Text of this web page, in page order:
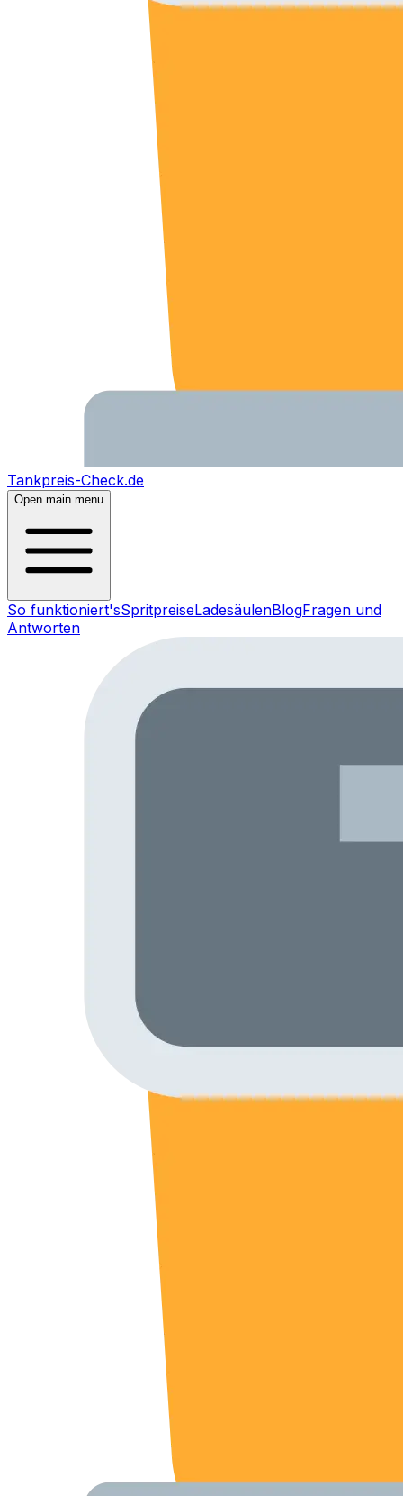
Tankpreis-Check.de
Open main menu
So funktioniert'sSpritpreiseLadesäulenBlogFragen und
Antworten